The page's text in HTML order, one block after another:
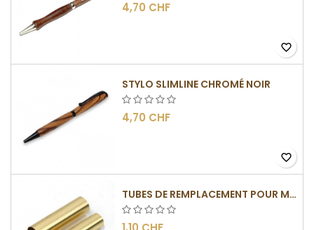
4,70 CHF
favorite_border
STYLO SLIMLINE CHROMÉ NOIR
4,70 CHF
favorite_border
TUBES DE REMPLACEMENT POUR MÉCANISME SLIMLINE